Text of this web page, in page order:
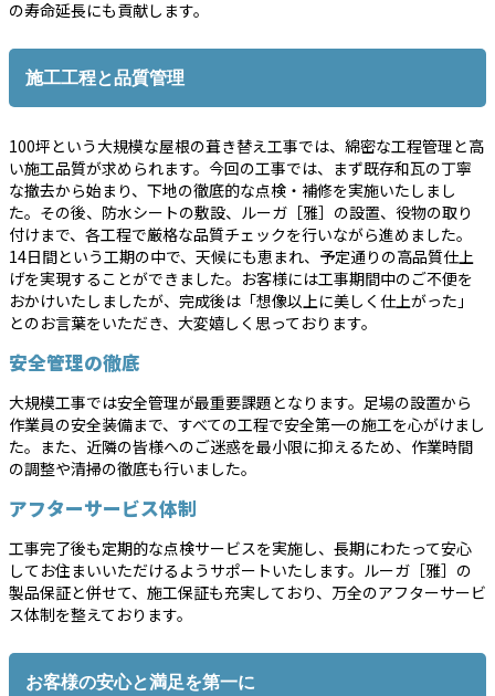
の寿命延長にも貢献します。
施工工程と品質管理
100坪という大規模な屋根の葺き替え工事では、綿密な工程管理と高
い施工品質が求められます。今回の工事では、まず既存和瓦の丁寧
な撤去から始まり、下地の徹底的な点検・補修を実施いたしまし
た。その後、防水シートの敷設、ルーガ［雅］の設置、役物の取り
付けまで、各工程で厳格な品質チェックを行いながら進めました。
14日間という工期の中で、天候にも恵まれ、予定通りの高品質仕上
げを実現することができました。お客様には工事期間中のご不便を
おかけいたしましたが、完成後は「想像以上に美しく仕上がった」
とのお言葉をいただき、大変嬉しく思っております。
安全管理の徹底
大規模工事では安全管理が最重要課題となります。足場の設置から
作業員の安全装備まで、すべての工程で安全第一の施工を心がけまし
た。また、近隣の皆様へのご迷惑を最小限に抑えるため、作業時間
の調整や清掃の徹底も行いました。
アフターサービス体制
工事完了後も定期的な点検サービスを実施し、長期にわたって安心
してお住まいいただけるようサポートいたします。ルーガ［雅］の
製品保証と併せて、施工保証も充実しており、万全のアフターサービ
ス体制を整えております。
お客様の安心と満足を第一に